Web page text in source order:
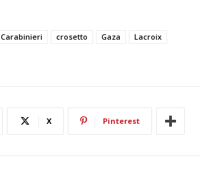
Carabinieri crosetto Gaza
Lacroix
X Pinterest